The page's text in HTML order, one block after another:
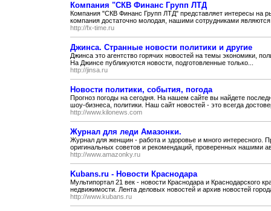
Компания "СКВ Финанс Групп ЛТД
Компания "СКВ Финанс Групп ЛТД" представляет интересы на
компания достаточно молодая, нашими сотрудниками
http://fx-time.ru
Джинса. Странные новости политики и другие
Джинса это агентство горячих новостей на темы экономики,
На Джинсе публикуются новости, подготовленные только...
http://jinsa.ru
Новости политики, события, погода
Прогноз погоды на сегодня. На нашем сайте вы найдете
шоу-бизнеса, политики. Наш сайт новостей - это всегда
http://www.kilonews.com
Журнал для леди Амазонки.
Журнал для женщин - работа и здоровье и много интересного.
оригинальных советов и рекомендаций, проверенных нашими
http://www.amazonky.ru
Kubans.ru - Новости Краснодара
Мультипортал 21 век - новости Краснодара и Краснодарского
недвижимости. Лента деловых новостей и архив новостей
http://www.kubans.ru